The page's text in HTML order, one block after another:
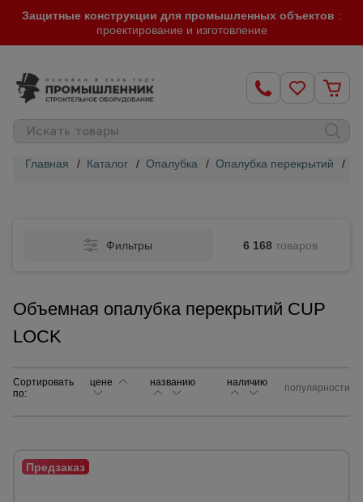
Защитные конструкции для промышленных объектов :
проектирование и изготовление
Главная / Каталог / Опалубка / Опалубка перекрытий /
Фильтры 6 168 товаров
Объемная опалубка перекрытий CUP
LOCK
Сортировать
по:
цене названию наличию популярности